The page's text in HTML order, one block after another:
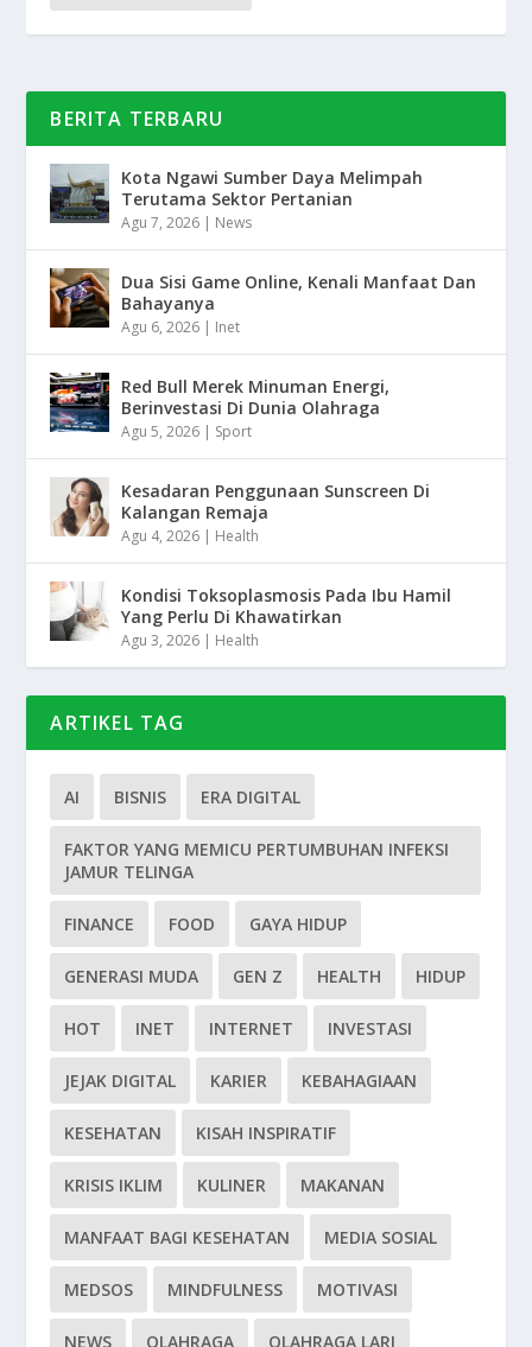
BERITA TERBARU
Kota Ngawi Sumber Daya Melimpah
Terutama Sektor Pertanian
Agu 7, 2026 | News
Dua Sisi Game Online, Kenali Manfaat Dan
Bahayanya
Agu 6, 2026 | Inet
Red Bull Merek Minuman Energi,
Berinvestasi Di Dunia Olahraga
Agu 5, 2026 | Sport
Kesadaran Penggunaan Sunscreen Di
Kalangan Remaja
Agu 4, 2026 | Health
Kondisi Toksoplasmosis Pada Ibu Hamil
Yang Perlu Di Khawatirkan
Agu 3, 2026 | Health
ARTIKEL TAG
AI BISNIS ERA DIGITAL
FAKTOR YANG MEMICU PERTUMBUHAN INFEKSI
JAMUR TELINGA
FINANCE FOOD GAYA HIDUP
GENERASI MUDA GEN Z HEALTH HIDUP
HOT INET INTERNET INVESTASI
JEJAK DIGITAL KARIER KEBAHAGIAAN
KESEHATAN KISAH INSPIRATIF
KRISIS IKLIM KULINER MAKANAN
MANFAAT BAGI KESEHATAN MEDIA SOSIAL
MEDSOS MINDFULNESS MOTIVASI
NEWS OLAHRAGA OLAHRAGA LARI